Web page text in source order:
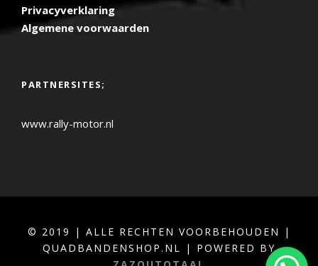
Privacyverklaring
Algemene voorwaarden
PARTNERSITES;
www.rally-motor.nl
© 2019 | ALLE RECHTEN VOORBEHOUDEN |
QUADBANDENSHOP.NL | POWERED BY